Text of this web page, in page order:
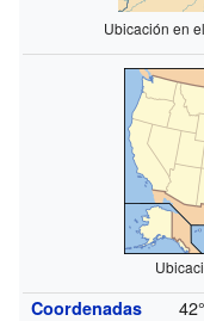
Ubicación en
Coordenadas